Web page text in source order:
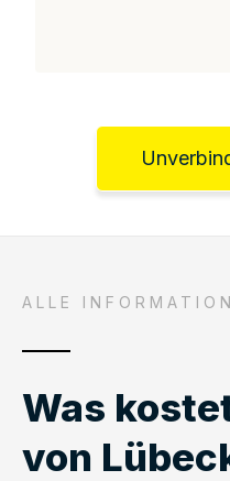
ALLE
Was
von